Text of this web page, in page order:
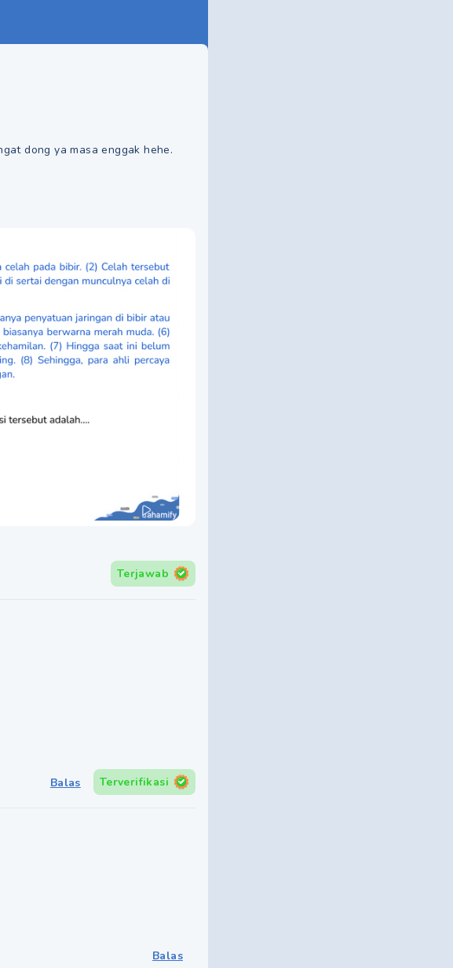
dong ya masa enggak hehe.
Terjawab
Balas Terverifikasi
Balas